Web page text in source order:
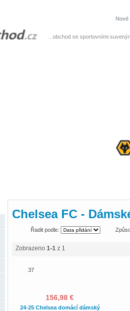
...obchod se sportovními
Nové
Chelsea FC -
Řadit podle:
Zobrazeno 1-1 z 1
37
156,98 €
24-25 Chelsea domácí dámský